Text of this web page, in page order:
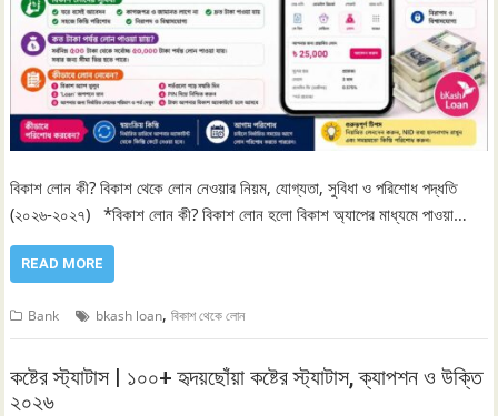
বিকাশ লোন কী? বিকাশ থেকে লোন নেওয়ার নিয়ম, যোগ্যতা, সুবিধা ও পরিশোধ পদ্ধতি
(২০২৬-২০২৭) *বিকাশ লোন কী? বিকাশ লোন হলো বিকাশ অ্যাপের মাধ্যমে পাওয়া…
READ MORE
Bank bkash loan,বিকাশ থেকে লোন
কষ্টের স্ট্যাটাস | ১০০+ হৃদয়ছোঁয়া কষ্টের স্ট্যাটাস, ক্যাপশন ও উক্তি
২০২৬